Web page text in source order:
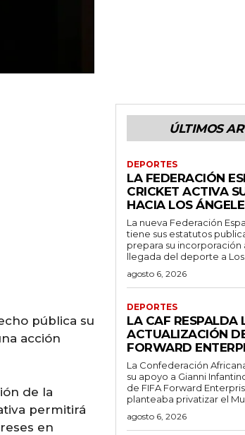
pública su
acción
de la
permitirá
en
ÚLTIMOS
DEPORTES
LA FEDERACIÓN
CRICKET ACTIVA
HACIA LOS
La nueva Federación
tiene sus estatutos
prepara su incorporación
llegada del deporte a Los
agosto 6, 2026
DEPORTES
LA CAF RESPALDA
ACTUALIZACIÓN
FORWARD
La Confederación
su apoyo a Gianni
de FIFA Forward
planteaba privatizar el
agosto 6, 2026